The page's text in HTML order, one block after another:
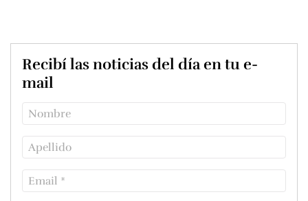
Recibí las noticias del día en tu e-
mail